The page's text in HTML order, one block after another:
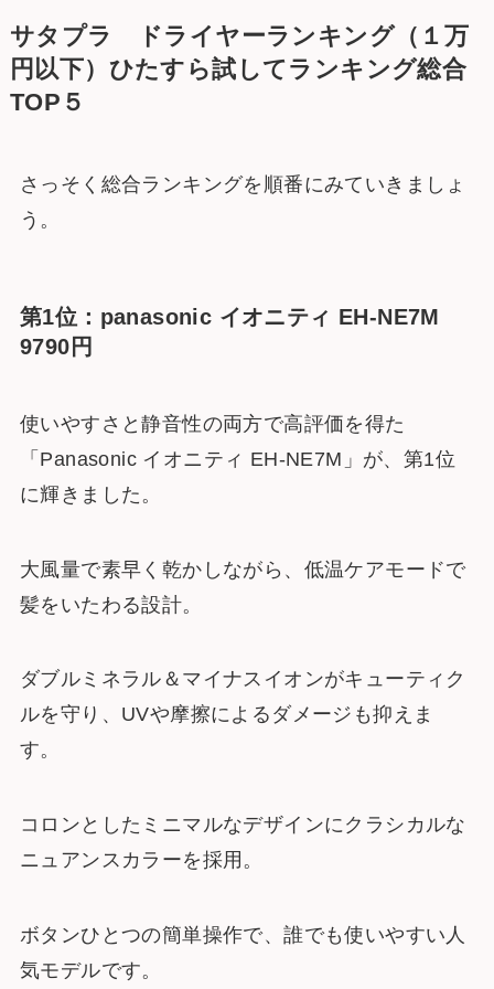
サタプラ ドライヤーランキング（１万
円以下）ひたすら試してランキング総合
TOP５
さっそく総合ランキングを順番にみていきましょ
う。
第1位：panasonic イオニティ EH-NE7M
9790円
使いやすさと静音性の両方で高評価を得た
「Panasonic イオニティ EH-NE7M」が、第1位
に輝きました。
大風量で素早く乾かしながら、低温ケアモードで
髪をいたわる設計。
ダブルミネラル＆マイナスイオンがキューティク
ルを守り、UVや摩擦によるダメージも抑えま
す。
コロンとしたミニマルなデザインにクラシカルな
ニュアンスカラーを採用。
ボタンひとつの簡単操作で、誰でも使いやすい人
気モデルです。